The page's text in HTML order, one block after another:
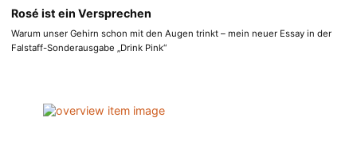
Rosé ist ein Versprechen
Warum unser Gehirn schon mit den Augen trinkt – mein neuer Essay in der
Falstaff-Sonderausgabe „Drink Pink“